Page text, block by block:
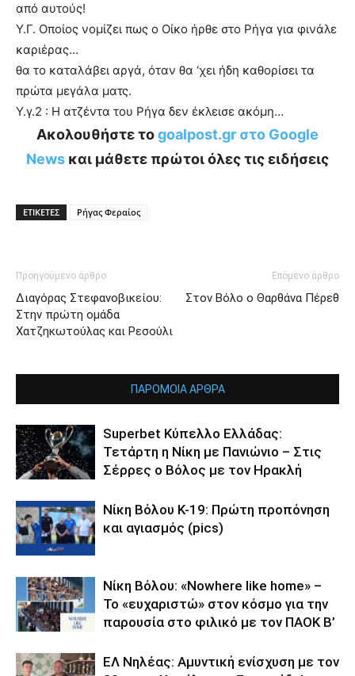
από αυτούς!
Υ.Γ. Οποίος νομίζει πως ο Οίκο ήρθε στο Ρήγα για φινάλε
καριέρας…
θα το καταλάβει αργά, όταν θα ‘χει ήδη καθορίσει τα
πρώτα μεγάλα ματς.
Υ.γ.2 : Η ατζέντα του Ρήγα δεν έκλεισε ακόμη…
Ακολουθήστε τοgoalpost.gr στο Google
News και μάθετε πρώτοι όλες τις ειδήσεις
ΕΤΙΚΕΤΕΣ Ρήγας Φεραίος
Προηγούμενο άρθρο
Διαγόρας Στεφανοβικείου:
Στην πρώτη ομάδα
Χατζηκωτούλας και Ρεσούλι
Επόμενο άρθρο
Στον Βόλο ο Θαρθάνα Πέρεθ
ΠΑΡΟΜΟΙΑ ΑΡΘΡΑ
Superbet Κύπελλο Ελλάδας:
Τετάρτη η Νίκη με Πανιώνιο – Στις
Σέρρες ο Βόλος με τον Ηρακλή
Νίκη Βόλου Κ-19: Πρώτη προπόνηση
και αγιασμός (pics)
Νίκη Βόλου: «Nowhere like home» –
Το «ευχαριστώ» στον κόσμο για την
παρουσία στο φιλικό με τον ΠΑΟΚ Β’
ΕΛ Νηλέας: Αμυντική ενίσχυση με τον